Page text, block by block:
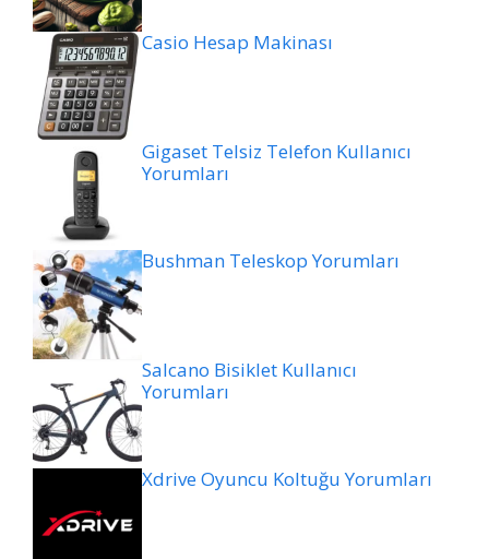
Casio Hesap Makinası
Gigaset Telsiz Telefon Kullanıcı
Yorumları
Bushman Teleskop Yorumları
Salcano Bisiklet Kullanıcı
Yorumları
Xdrive Oyuncu Koltuğu Yorumları